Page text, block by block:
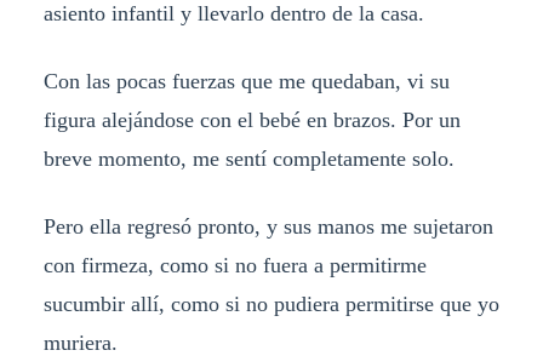
asiento infantil y llevarlo dentro de la casa.
Con las pocas fuerzas que me quedaban, vi su
figura alejándose con el bebé en brazos. Por un
breve momento, me sentí completamente solo.
Pero ella regresó pronto, y sus manos me sujetaron
con firmeza, como si no fuera a permitirme
sucumbir allí, como si no pudiera permitirse que yo
muriera.